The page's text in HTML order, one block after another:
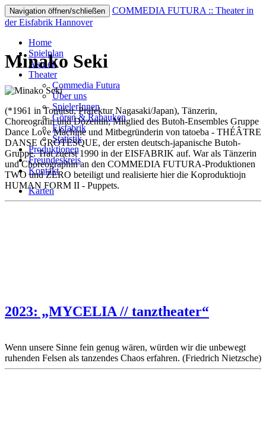
Navigation öffnen/schließen
COMMEDIA FUTURA :: Theater in
der Eisfabrik Hannover
Home
Spielplan
Aktuell
Theater
Commedia Futura
Über uns
SpielerInnen
Gören & Rabauken
Eisfabrik
Statistik
Produktionen
Freundeskreis
Kontakt
Karten
Minako Seki
(*1961 in Tomitsu, Präfektur Nagasaki/Japan), Tänzerin,
Choreografin und Dozentin; Mitglied des Butoh-Ensembles Gruppe
Dance Love Machine und Mitbegründerin von tatoeba - THÉÂTRE
DANSE GROTESQUE, der ersten deutsch-japanische Butoh-
Gruppe. Trat zuerst 1990 in der EISFABRIK auf. War als Tänzerin
und Choreographin an den COMMEDIA FUTURA-Produktionen
TWO und ZERO beteiligt und realisierte hier die Koproduktiojn
HUMAN FORM II - Puppets.
2023: „MYCELIA // tanztheater“
Wenn unsere Sinne fein genug wären, würden wir die unbewegt
ruhenden Felsen als tanzendes Chaos erfahren. (Friedrich Nietzsche)